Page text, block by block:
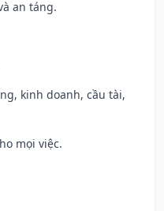
an táng.
kinh doanh, cầu tài,
mọi việc.